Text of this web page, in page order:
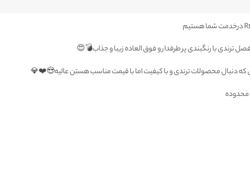
ترندی با رنگبندی پر طرفدار و فوق العاده زیبا و جذاب💣😍
دنبال محصولات ترندی و با کیفیت اما با قیمت مناسب هستن عالیه😍❤️💎
محدوده